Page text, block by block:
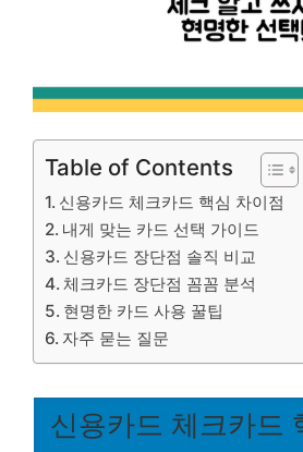
Table of Contents
신용카드 체크카드 핵심 차이점
내게 맞는 카드 선택 가이드
신용카드 장단점 솔직 비교
체크카드 장단점 꼼꼼 분석
현명한 카드 사용 꿀팁
자주 묻는 질문
신용카드 체크카드